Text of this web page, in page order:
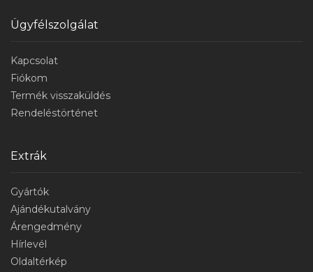
Ügyfélszolgálat
Kapcsolat
Fiókom
Termék visszaküldés
Rendeléstörténet
Extrák
Gyártók
Ajándékutalvány
Árengedmény
Hírlevél
Oldaltérkép